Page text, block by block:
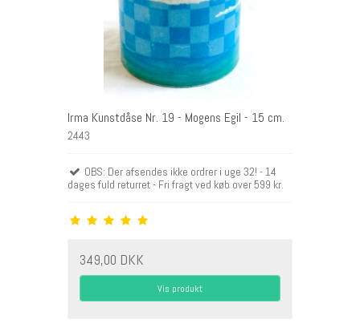
Irma Kunstdåse Nr. 19 - Mogens Egil - 15 cm.
2443
OBS: Der afsendes ikke ordrer i uge 32! - 14
dages fuld returret - Fri fragt ved køb over 599 kr.
349,00 DKK
Vis produkt